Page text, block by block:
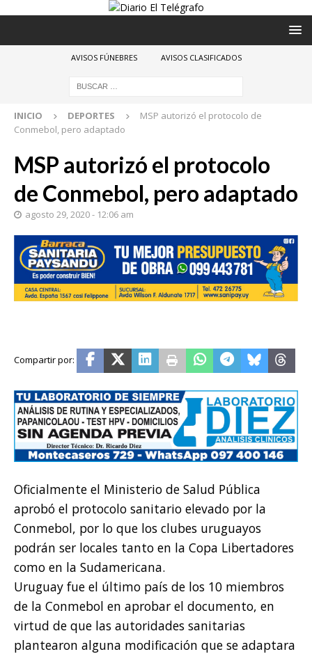
AVISOS FÚNEBRES AVISOS CLASIFICADOS
INICIO DEPORTES
MSP autorizó el protocolo de
Conmebol, pero adaptado
MSP autorizó el protocolo
de Conmebol, pero adaptado
agosto 29, 2020 - 12:06 am
Oficialmente el Ministerio de Salud Pública
aprobó el protocolo sanitario elevado por la
Conmebol, por lo que los clubes uruguayos
podrán ser locales tanto en la Copa Libertadores
como en la Sudamericana.
Uruguay fue el último país de los 10 miembros
de la Conmebol en aprobar el documento, en
virtud de que las autoridades sanitarias
plantearon alguna modificación que se adaptara